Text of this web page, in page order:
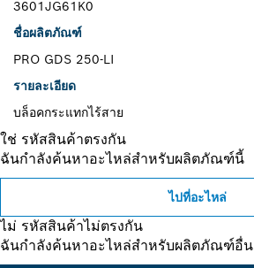
3601JG61K0
ชื่อผลิตภัณฑ์
PRO GDS 250-LI
รายละเอียด
บล็อคกระแทกไร้สาย
ใช่ รหัสสินค้าตรงกัน
ฉันกำลังค้นหาอะไหล่สำหรับผลิตภัณฑ์นี้
ไปที่อะไหล่
ไม่ รหัสสินค้าไม่ตรงกัน
ฉันกำลังค้นหาอะไหล่สำหรับผลิตภัณฑ์อื่น